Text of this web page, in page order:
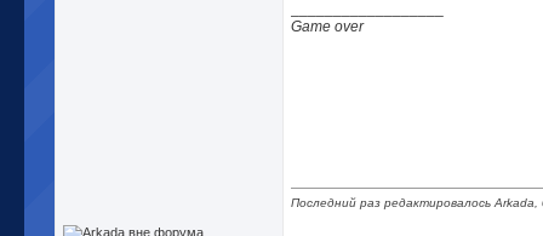
Game over
Последний раз редактировалось